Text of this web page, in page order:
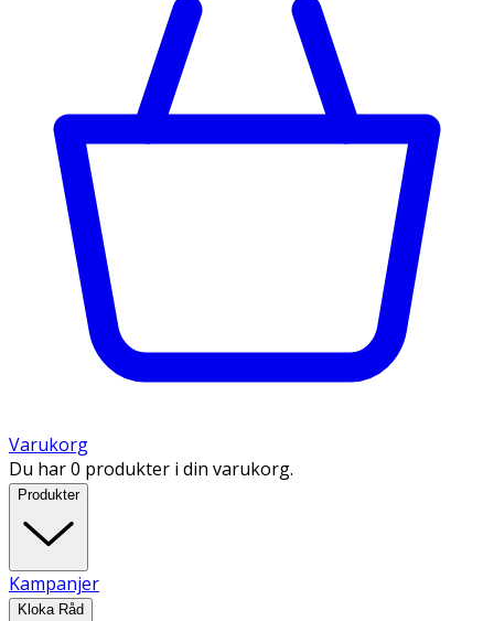
Varukorg
Du har 0 produkter i din varukorg.
Produkter
Kampanjer
Kloka Råd